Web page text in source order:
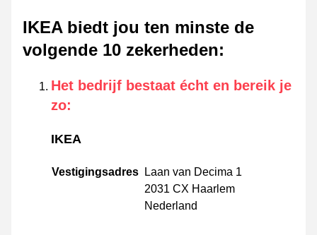
IKEA biedt jou ten minste de
volgende 10 zekerheden:
Het bedrijf bestaat écht en bereik je
zo:
IKEA
Vestigingsadres
Laan van Decima 1
2031 CX Haarlem
Nederland